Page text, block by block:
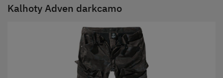
Kalhoty Adven darkcamo